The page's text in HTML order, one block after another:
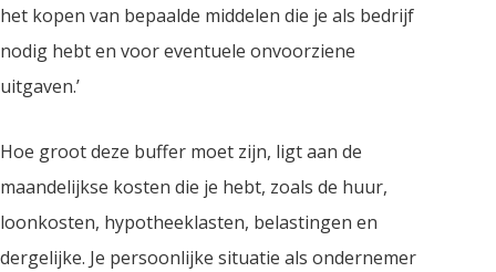
het kopen van bepaalde middelen die je als bedrijf
nodig hebt en voor eventuele onvoorziene
uitgaven.’
Hoe groot deze buffer moet zijn, ligt aan de
maandelijkse kosten die je hebt, zoals de huur,
loonkosten, hypotheeklasten, belastingen en
dergelijke. Je persoonlijke situatie als ondernemer